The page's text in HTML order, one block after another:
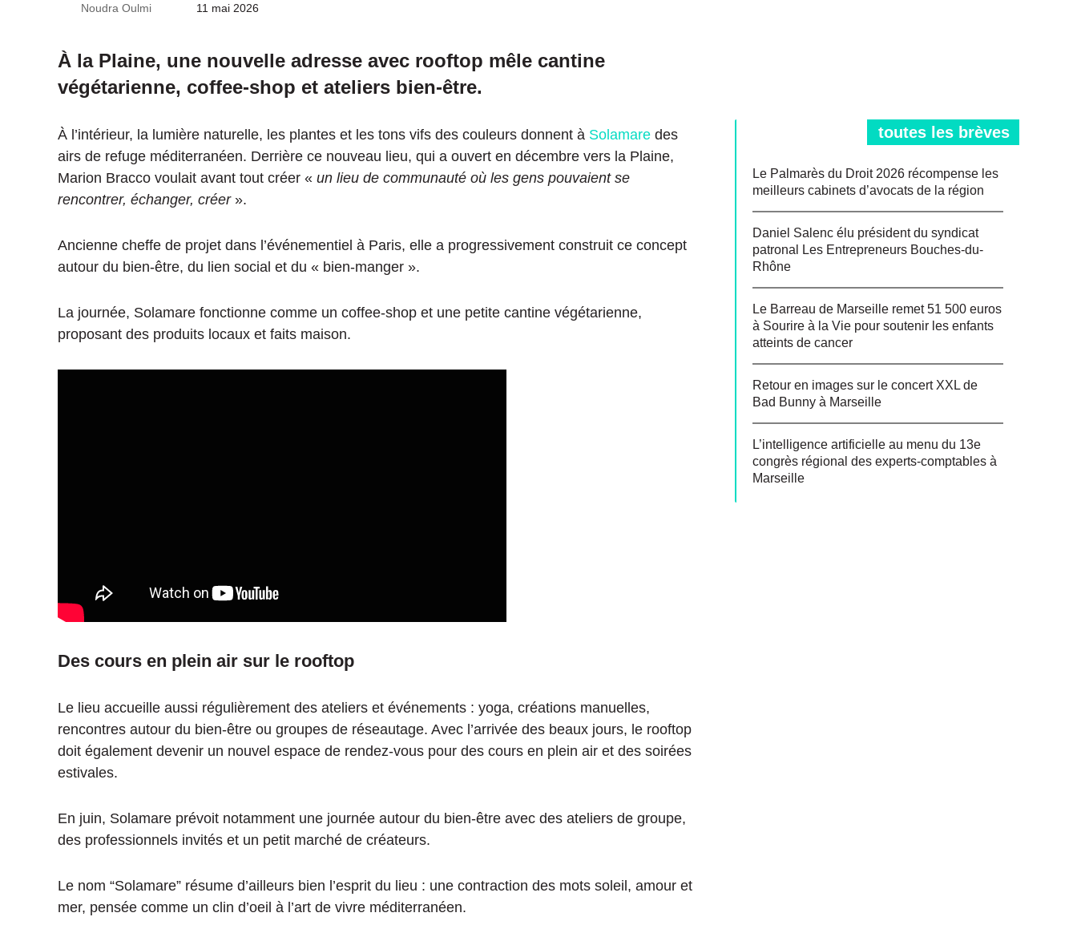
Noudra Oulmi
Envoyer11 mai 2026
À la Plaine, une nouvelle adresse avec rooftop mêle cantine
végétarienne, coffee-shop et ateliers bien-être.
À l’intérieur, la lumière naturelle, les plantes et les tons vifs des couleurs donnent à Solamare des
airs de refuge méditerranéen. Derrière ce nouveau lieu, qui a ouvert en décembre vers la Plaine,
Marion Bracco voulait avant tout créer « un lieu de communauté où les gens pouvaient se
rencontrer, échanger, créer».
Ancienne cheffe de projet dans l’événementiel à Paris, elle a progressivement construit ce concept
autour du bien-être, du lien social et du « bien-manger ».
La journée, Solamare fonctionne comme un coffee-shop et une petite cantine végétarienne,
proposant des produits locaux et faits maison.
Des cours en plein air sur le rooftop
Le lieu accueille aussi régulièrement des ateliers et événements : yoga, créations manuelles,
rencontres autour du bien-être ou groupes de réseautage. Avec l’arrivée des beaux jours, le rooftop
doit également devenir un nouvel espace de rendez-vous pour des cours en plein air et des soirées
estivales.
En juin, Solamare prévoit notamment une journée autour du bien-être avec des ateliers de groupe,
des professionnels invités et un petit marché de créateurs.
Le nom “Solamare” résume d’ailleurs bien l’esprit du lieu : une contraction des mots soleil, amour et
mer, pensée comme un clin d’oeil à l’art de vivre méditerranéen.
toutes les brèves
Le Palmarès du Droit 2026 récompense les
meilleurs cabinets d’avocats de la région
Daniel Salenc élu président du syndicat
patronal Les Entrepreneurs Bouches-du-
Rhône
Le Barreau de Marseille remet 51 500 euros
à Sourire à la Vie pour soutenir les enfants
atteints de cancer
Retour en images sur le concert XXL de
Bad Bunny à Marseille
L’intelligence artificielle au menu du 13e
congrès régional des experts-comptables à
Marseille